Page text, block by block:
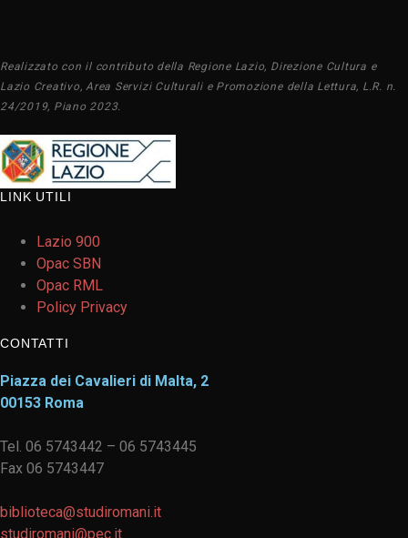
Realizzato con il contributo della Regione Lazio, Direzione Cultura e
Lazio Creativo, Area Servizi Culturali e Promozione della Lettura, L.R. n.
24/2019, Piano 2023.
LINK UTILI
Lazio 900
Opac SBN
Opac RML
Policy Privacy
CONTATTI
Piazza dei Cavalieri di Malta, 2
00153 Roma
Tel. 06 5743442 – 06 5743445
Fax 06 5743447
biblioteca@studiromani.it
studiromani@pec.it